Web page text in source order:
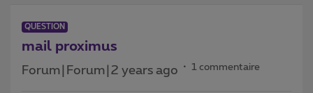
QUESTION
mail proximus
Forum|Forum|2 years ago 1 commentaire